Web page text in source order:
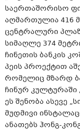
საერთაშორისო
აღმართულია 416
ცენტრალური
სიმაღლე 374
ჩინეთის ბანკის
პეის პროექტით
რომელიც მზარდ
ჩინურ კულტურაში
ეს შენობა ასევე
მუდმივი
ანათებს ჰონგ-